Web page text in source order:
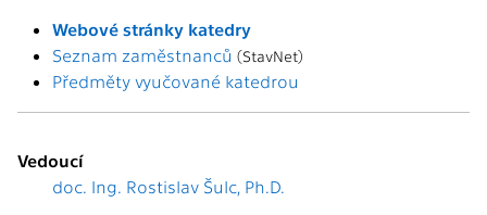
Webové stránky katedry
Seznam zaměstnanců (StavNet)
Předměty vyučované katedrou
Vedoucí
doc. Ing. Rostislav Šulc, Ph.D.